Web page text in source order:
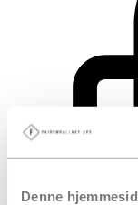
Denne